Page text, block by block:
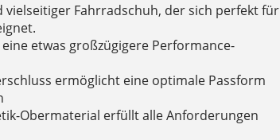
Fahrradschuh, der sich perfekt für
etwas großzügigere Performance-
ermöglicht eine optimale Passform
Obermaterial erfüllt alle Anforderungen